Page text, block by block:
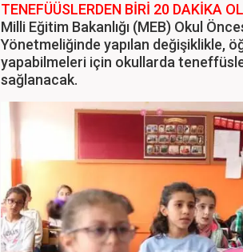
TENEFÜÜSLERDEN BİRİ 20 DAKİKA
Milli Eğitim Bakanlığı (MEB) Okul
Yönetmeliğinde yapılan değişiklikle,
yapabilmeleri için okullarda
sağlanacak.